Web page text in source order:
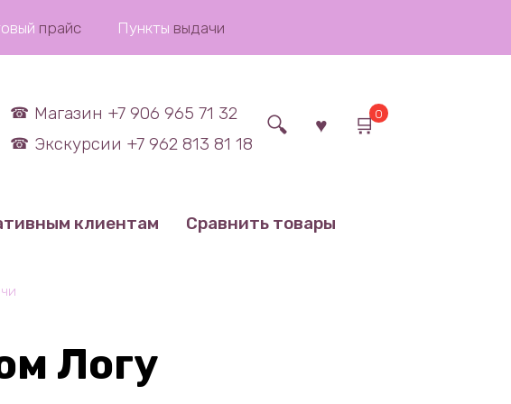
прайс Пункты выдачи
Магазин +7 906 965 71 32
Экскурсии +7 962 813 81 18
0
клиентам Сравнить товары
Логу